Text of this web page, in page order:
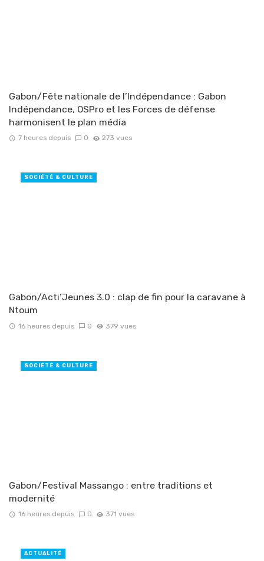
Gabon/Fête nationale de l’Indépendance : Gabon
Indépendance, OSPro et les Forces de défense
harmonisent le plan média
7 heures depuis 0 273 vues
Gabon/Acti’Jeunes 3.0 : clap de fin pour la caravane à
Ntoum
16 heures depuis 0 379 vues
SOCIÉTÉ & CULTURE
Gabon/Festival Massango : entre traditions et
modernité
16 heures depuis 0 371 vues
SOCIÉTÉ & CULTURE
ACTUALITÉ